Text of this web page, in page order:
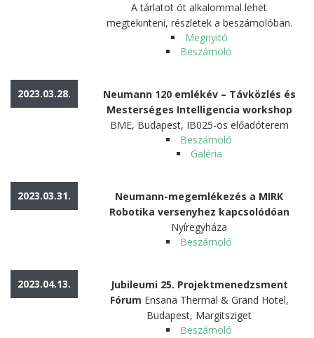
A tárlatot öt alkalommal lehet
megtekinteni, részletek a beszámolóban.
Megnyitó
Beszámoló
2023.03.28.
Neumann 120 emlékév – Távközlés és
Mesterséges Intelligencia workshop
BME, Budapest, IB025-ös előadóterem
Beszámoló
Galéria
2023.03.31.
Neumann-megemlékezés a MIRK
Robotika versenyhez kapcsolódóan
Nyíregyháza
Beszámoló
2023.04.13.
Jubileumi 25. Projektmenedzsment
Fórum Ensana Thermal & Grand Hotel,
Budapest, Margitsziget
Beszámoló